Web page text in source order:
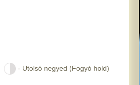
- Utolsó negyed (Fogyó hold)